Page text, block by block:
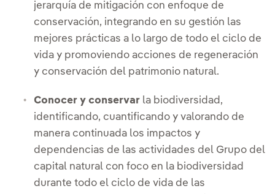
jerarquía de mitigación con enfoque de
conservación, integrando en su gestión las
mejores prácticas a lo largo de todo el ciclo de
vida y promoviendo acciones de regeneración
y conservación del patrimonio natural.
Conocer y conservar la biodiversidad,
identificando, cuantificando y valorando de
manera continuada los impactos y
dependencias de las actividades del Grupo del
capital natural con foco en la biodiversidad
durante todo el ciclo de vida de las